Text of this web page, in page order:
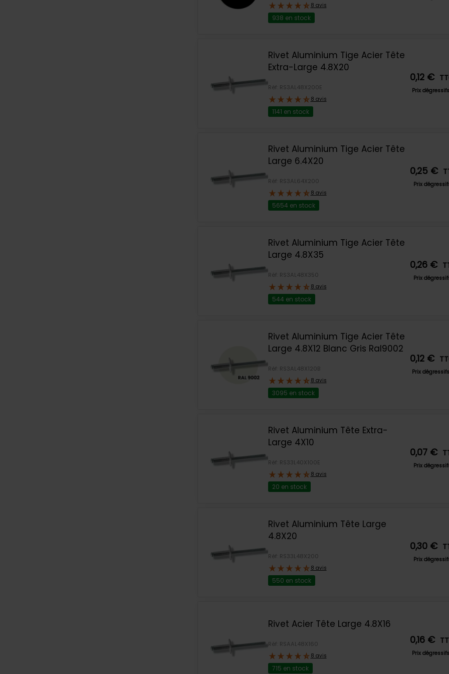
8 avis
938 en stock
Rivet Aluminium Tige Acier Tête
Extra-Large 4.8X20
Réf: RS3AL48X200E
8 avis
1141 en stock
0,12 €
Prix
Rivet Aluminium Tige Acier Tête
Large 6.4X20
Réf: RS3AL64X200
8 avis
5654 en stock
0,25 €
Prix
Rivet Aluminium Tige Acier Tête
Large 4.8X35
Réf: RS3AL48X350
8 avis
544 en stock
0,26 €
Prix
Rivet Aluminium Tige Acier Tête
Large 4.8X12 Blanc Gris Ral9002
Réf: RS3AL48X120B
8 avis
3095 en stock
0,12 €
Prix
Rivet Aluminium Tête Extra-
Large 4X10
Réf: RS33L40X100E
8 avis
20 en stock
0,07 €
Prix
Rivet Aluminium Tête Large
4.8X20
Réf: RS33L48X200
8 avis
550 en stock
0,30 €
Prix
Rivet Acier Tête Large 4.8X16
Réf: RSAAL48X160
8 avis
715 en stock
0,16 €
Prix